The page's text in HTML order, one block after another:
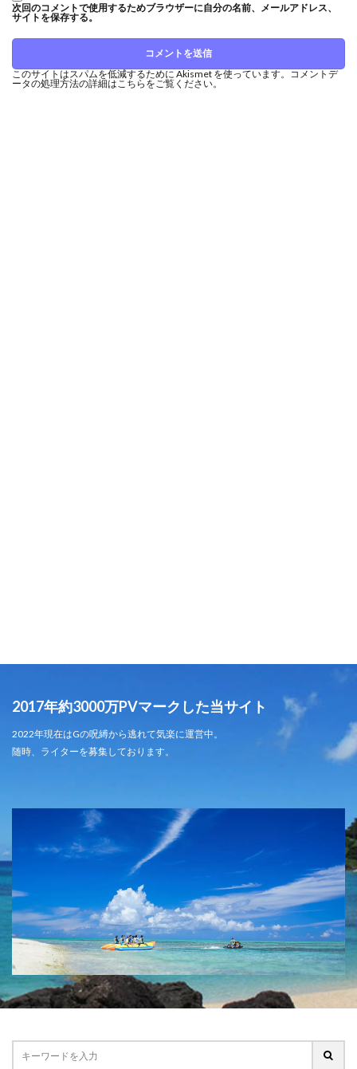
次回のコメントで使用するためブラウザーに自分の名前、メールアドレス、
サイトを保存する。
このサイトはスパムを低減するために Akismet を使っています。コメントデ
ータの処理方法の詳細はこちらをご覧ください。
2017年約3000万PVマークした当サイト
2022年現在はGの呪縛から逃れて気楽に運営中。
随時、ライターを募集しております。